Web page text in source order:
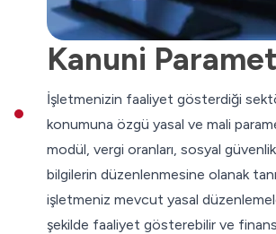
Kanuni
İşletmenizin faaliyet gösterdiği
konumuna özgü yasal ve mali
modül, vergi oranları, sosyal güvenlik
bilgilerin düzenlenmesine olanak
işletmeniz mevcut yasal
şekilde faaliyet gösterebilir ve